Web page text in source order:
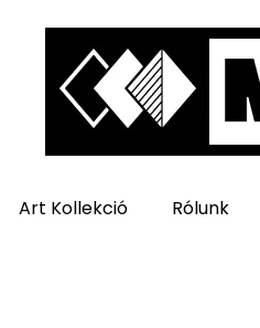
Art Kollekció Rólunk